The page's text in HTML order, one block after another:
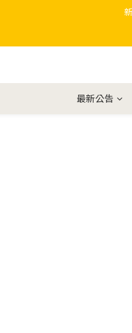
最新公告